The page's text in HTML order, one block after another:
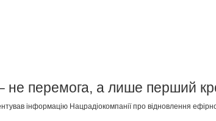
не перемога, а лише перший
інформацію Нацрадіокомпанії про відновлення